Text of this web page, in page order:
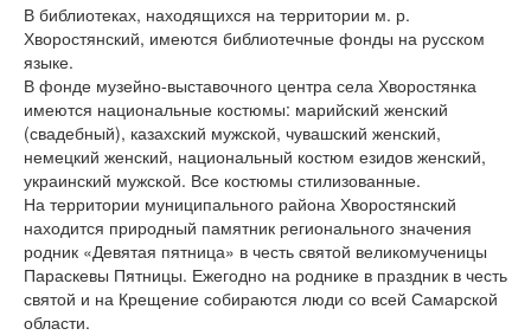
В библиотеках, находящихся на территории м. р.
Хворостянский, имеются библиотечные фонды на русском
языке.
В фонде музейно-выставочного центра села Хворостянка
имеются национальные костюмы: марийский женский
(свадебный), казахский мужской, чувашский женский,
немецкий женский, национальный костюм езидов женский,
украинский мужской. Все костюмы стилизованные.
На территории муниципального района Хворостянский
находится природный памятник регионального значения
родник «Девятая пятница» в честь святой великомученицы
Параскевы Пятницы. Ежегодно на роднике в праздник в честь
святой и на Крещение собираются люди со всей Самарской
области.